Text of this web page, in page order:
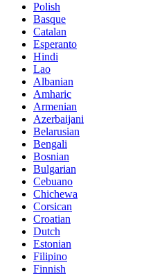
Polish
Basque
Catalan
Esperanto
Hindi
Lao
Albanian
Amharic
Armenian
Azerbaijani
Belarusian
Bengali
Bosnian
Bulgarian
Cebuano
Chichewa
Corsican
Croatian
Dutch
Estonian
Filipino
Finnish